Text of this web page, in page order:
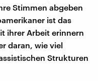
Stimmen abgeben
ist das
ihrer Arbeit erinnern
daran, wie viel
Strukturen